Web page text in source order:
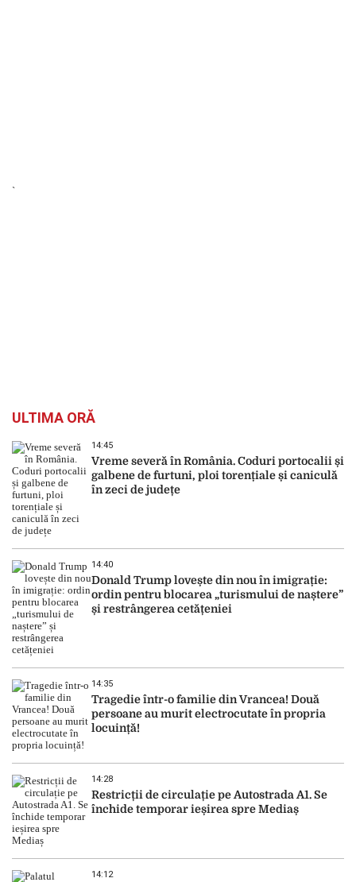
`
ULTIMA ORĂ
14:45
Vreme severă în România. Coduri portocalii și
galbene de furtuni, ploi torențiale și caniculă
în zeci de județe
14:40
Donald Trump lovește din nou în imigrație:
ordin pentru blocarea „turismului de naștere”
și restrângerea cetățeniei
14:35
Tragedie într-o familie din Vrancea! Două
persoane au murit electrocutate în propria
locuință!
14:28
Restricții de circulație pe Autostrada A1. Se
închide temporar ieșirea spre Mediaș
14:12